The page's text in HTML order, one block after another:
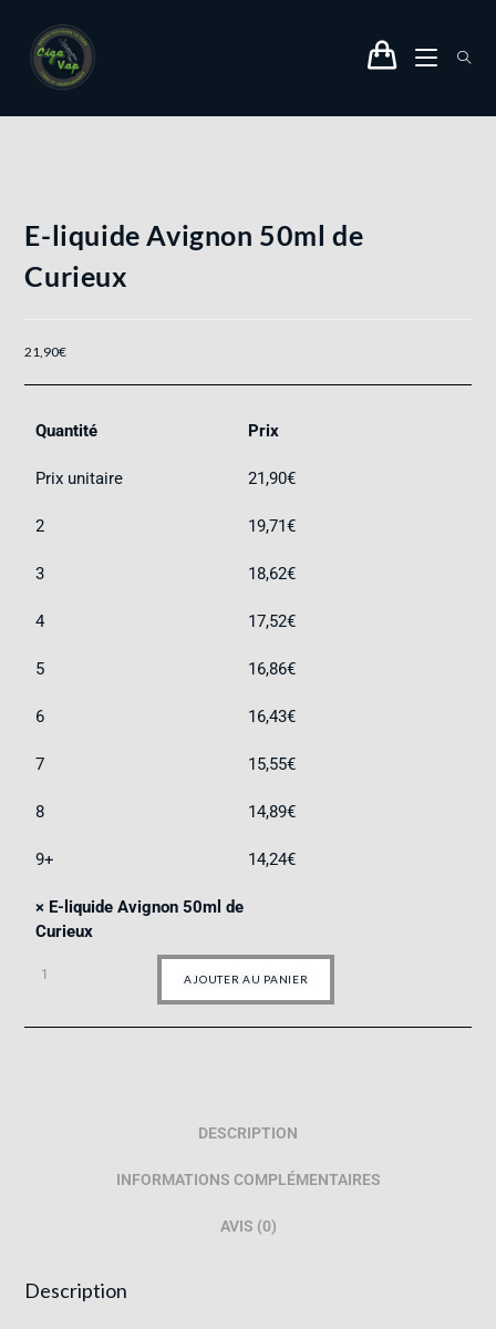
E-liquide Avignon 50ml de
Curieux
21,90€
Quantité Prix
Prix unitaire 21,90€
2 19,71€
3 18,62€
4 17,52€
5 16,86€
6 16,43€
7 15,55€
8 14,89€
9+ 14,24€
× E-liquide Avignon 50ml de
Curieux
AJOUTER AU PANIER
DESCRIPTION
INFORMATIONS COMPLÉMENTAIRES
AVIS (0)
Description